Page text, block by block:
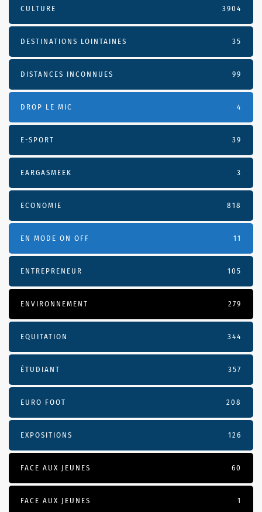
CULTURE 3904
DESTINATIONS LOINTAINES 35
DISTANCES INCONNUES 99
DROP LE MIC 4
E-SPORT 39
EARGASMEEK 3
ECONOMIE 818
EN MODE ON OFF 11
ENTREPRENEUR 105
ENVIRONNEMENT 279
EQUITATION 344
ÉTUDIANT 357
EURO FOOT 208
EXPOSITIONS 126
FACE AUX JEUNES 60
FACE AUX JEUNES 1